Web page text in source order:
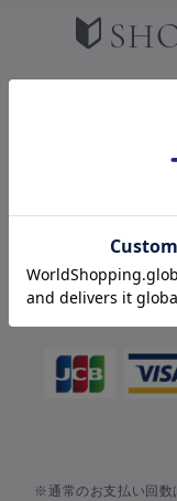
お支払い方法は、ク
金引換からお選びい
クレジットカ
※通常のお支払い回数